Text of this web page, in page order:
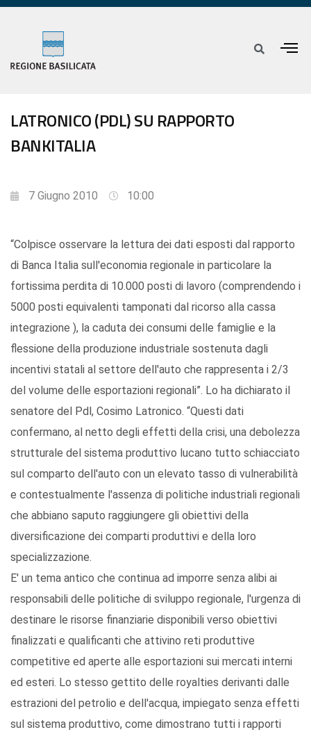
LATRONICO (PDL) SU RAPPORTO
BANKITALIA
7 Giugno 2010 10:00
“Colpisce osservare la lettura dei dati esposti dal rapporto
di Banca Italia sull'economia regionale in particolare la
fortissima perdita di 10.000 posti di lavoro (comprendendo i
5000 posti equivalenti tamponati dal ricorso alla cassa
integrazione ), la caduta dei consumi delle famiglie e la
flessione della produzione industriale sostenuta dagli
incentivi statali al settore dell'auto che rappresenta i 2/3
del volume delle esportazioni regionali”. Lo ha dichiarato il
senatore del Pdl, Cosimo Latronico. “Questi dati
confermano, al netto degli effetti della crisi, una debolezza
strutturale del sistema produttivo lucano tutto schiacciato
sul comparto dell'auto con un elevato tasso di vulnerabilità
e contestualmente l'assenza di politiche industriali regionali
che abbiano saputo raggiungere gli obiettivi della
diversificazione dei comparti produttivi e della loro
specializzazione.
E' un tema antico che continua ad imporre senza alibi ai
responsabili delle politiche di sviluppo regionale, l'urgenza di
destinare le risorse finanziarie disponibili verso obiettivi
finalizzati e qualificanti che attivino reti produttive
competitive ed aperte alle esportazioni sui mercati interni
ed esteri. Lo stesso gettito delle royalties derivanti dalle
estrazioni del petrolio e dell'acqua, impiegato senza effetti
sul sistema produttivo, come dimostrano tutti i rapporti